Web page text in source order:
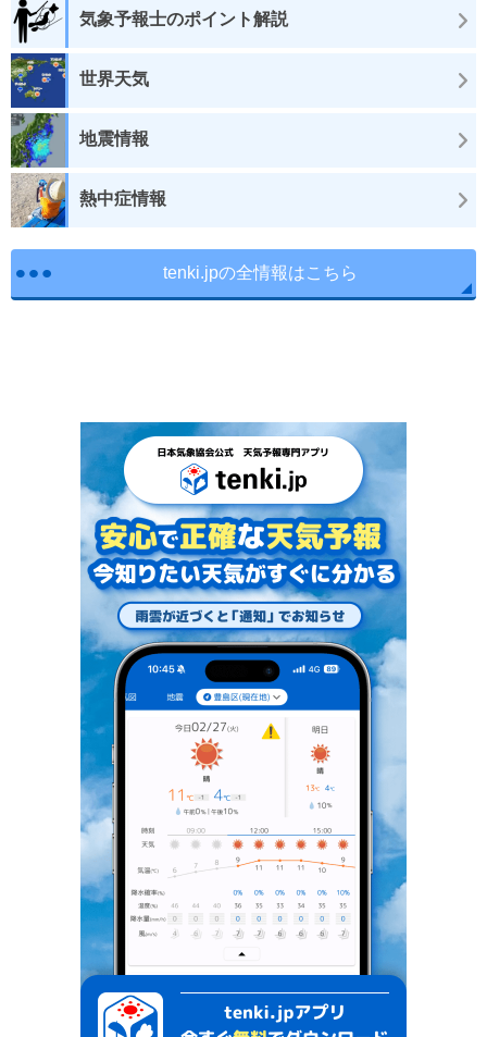
気象予報士のポイント解説
世界天気
地震情報
熱中症情報
tenki.jpの全情報はこちら